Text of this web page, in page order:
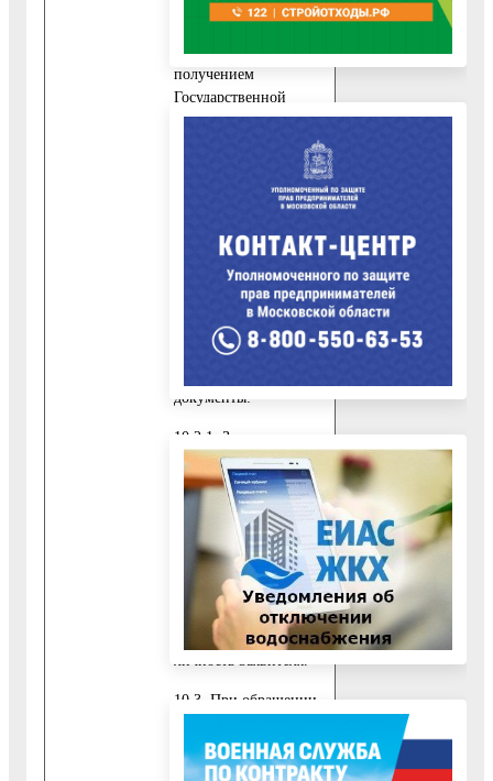
10.2. В случае
обращения за
получением
Государственной
услуги
дополнительно к
указанному в пункте
10.1.1 настоящего
Административного
регламента,
представляются
следующие
документы:
10.2.1. Заявление,
подписанное
Заявителем
(приложение 10 к
настоящему
Административному
регламенту).
10.2.2. Документ,
удостоверяющий
личность Заявителя.
10.3. При обращении
Государственной
услуги представителя